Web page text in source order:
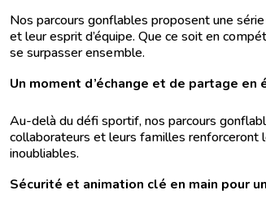
Nos parcours gonflables proposent une
et leur esprit d’équipe. Que ce soit en
se surpasser ensemble.
Un moment d’échange et de partage en
Au-delà du défi sportif, nos parcours
collaborateurs et leurs familles renforceront
inoubliables.
Sécurité et animation clé en main pour